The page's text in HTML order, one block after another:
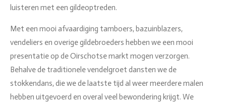
luisteren met een gildeoptreden.
Met een mooi afvaardiging tamboers, bazuinblazers,
vendeliers en overige gildebroeders hebben we een mooi
presentatie op de Oirschotse markt mogen verzorgen.
Behalve de traditionele vendelgroet dansten we de
stokkendans, die we de laatste tijd al weer meerdere malen
hebben uitgevoerd en overal veel bewondering krijgt. We